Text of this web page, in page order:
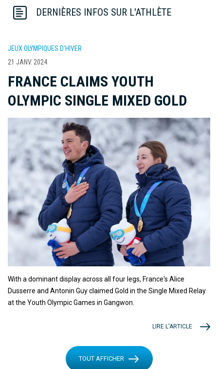
DERNIÈRES INFOS SUR L'ATHLÈTE
JEUX OLYMPIQUES D'HIVER
21 JANV. 2024
FRANCE CLAIMS YOUTH
OLYMPIC SINGLE MIXED GOLD
With a dominant display across all four legs, France's Alice
Dusserre and Antonin Guy claimed Gold in the Single Mixed Relay
at the Youth Olympic Games in Gangwon.
LIRE L'ARTICLE
TOUT AFFICHER